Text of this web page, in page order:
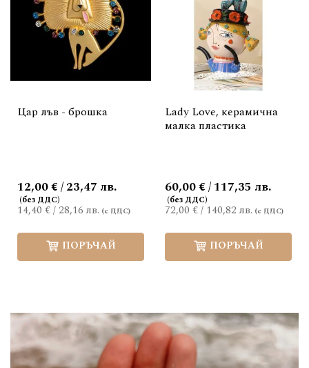
Цар лъв - брошка
14,40 €/28,16 лв.
12,00 € / 23,47 лв.
ПОРЪЧАЙ
Lady Love, керамична
малка пластика
72,00 €/ 140,82 лв.
60,00 € / 117,35 лв.
ПОРЪЧАЙ